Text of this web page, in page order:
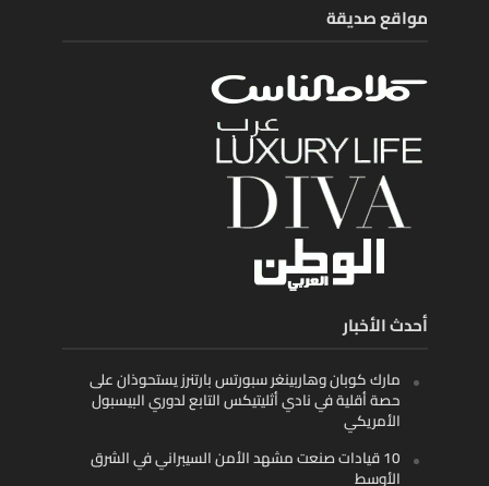
مواقع صديقة
أحدث الأخبار
مارك كوبان وهاربينغر سبورتس بارتنرز يستحوذان على
حصة أقلية في نادي أثليتيكس التابع لدوري البيسبول
الأمريكي
10 قيادات صنعت مشهد الأمن السيبراني في الشرق
الأوسط